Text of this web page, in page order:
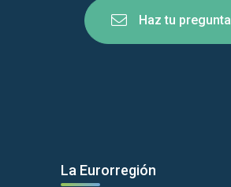
Haz tu pregunta
La Eurorregión